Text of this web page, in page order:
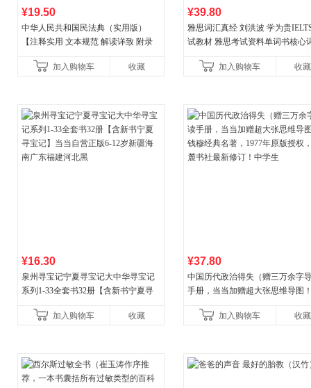
¥19.50
中华人民共和国民法典（实用版）
【注释实用 文本规范 解读详致 附录
加入购物车
收藏
¥39.80
雅思词汇真经 刘洪波 学为贵
试教材 雅思考试资料单词书核心
加入购物车
收藏
¥16.30
泉州寻宝记宁夏寻宝记大中华寻宝记
系列1-33全套书32册【含新书宁夏寻
广东福建河北黑
加入购物车 收藏
¥37.80
中国历代政治得失（赠三万余字
手册，当当加赠超大张思维导图
书社最新修订！中学生
加入购物车 收藏